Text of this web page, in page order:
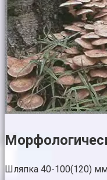
Шляпка 40-100(120)